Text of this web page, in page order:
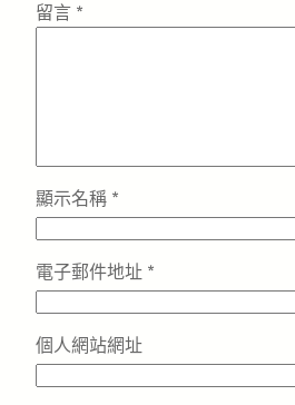
留言 *
顯示名稱 *
電子郵件地址 *
個人網站網址